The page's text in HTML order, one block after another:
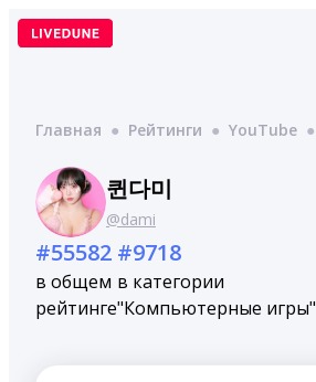
Перейти
Главная ● Рейтинги ● YouTube ●
퀸다미
@dami
#55582
в общем
рейтинге
#9718
в категории
"Компьютерные игры"